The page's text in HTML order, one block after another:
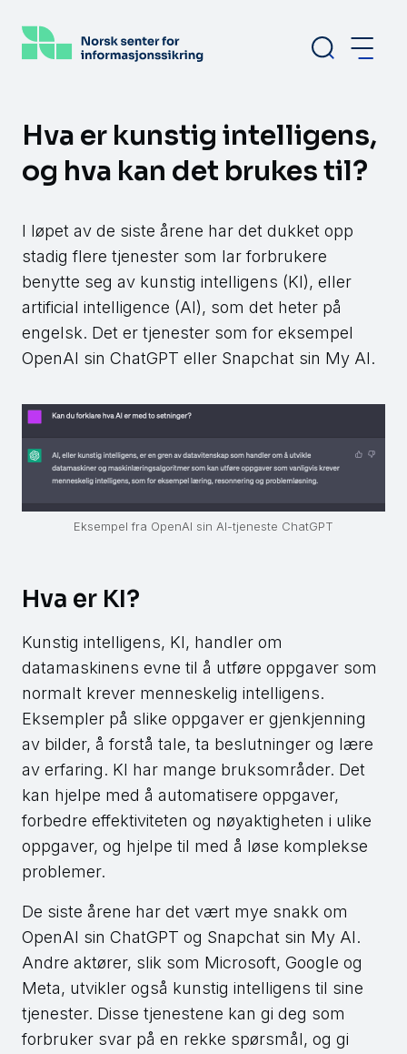
hovedinnhold
Hva er kunstig intelligens,
og hva kan det brukes til?
I løpet av de siste årene har det dukket opp
stadig flere tjenester som lar forbrukere
benytte seg av kunstig intelligens (KI), eller
artificial intelligence (AI), som det heter på
engelsk. Det er tjenester som for eksempel
OpenAI sin ChatGPT eller Snapchat sin My AI.
Eksempel fra OpenAI sin AI-tjeneste ChatGPT
Hva er KI?
Kunstig intelligens, KI, handler om
datamaskinens evne til å utføre oppgaver som
normalt krever menneskelig intelligens.
Eksempler på slike oppgaver er gjenkjenning
av bilder, å forstå tale, ta beslutninger og lære
av erfaring. KI har mange bruksområder. Det
kan hjelpe med å automatisere oppgaver,
forbedre effektiviteten og nøyaktigheten i ulike
oppgaver, og hjelpe til med å løse komplekse
problemer.
De siste årene har det vært mye snakk om
OpenAI sin ChatGPT og Snapchat sin My AI.
Andre aktører, slik som Microsoft, Google og
Meta, utvikler også kunstig intelligens til sine
tjenester. Disse tjenestene kan gi deg som
forbruker svar på en rekke spørsmål, og gi